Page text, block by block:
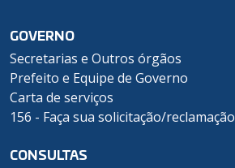
GOVERNO
Secretarias e Outros órgãos
Prefeito e Equipe de Governo
Carta de serviços
156 - Faça sua solicitação/reclamação
CONSULTAS